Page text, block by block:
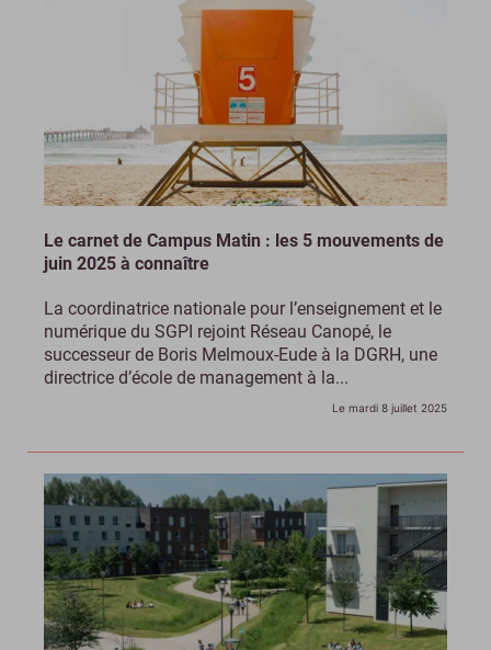
Le carnet de Campus Matin : les 5 mouvements de
juin 2025 à connaître
La coordinatrice nationale pour l’enseignement et le
numérique du SGPI rejoint Réseau Canopé, le
successeur de Boris Melmoux-Eude à la DGRH, une
directrice d’école de management à la...
Le mardi 8 juillet 2025